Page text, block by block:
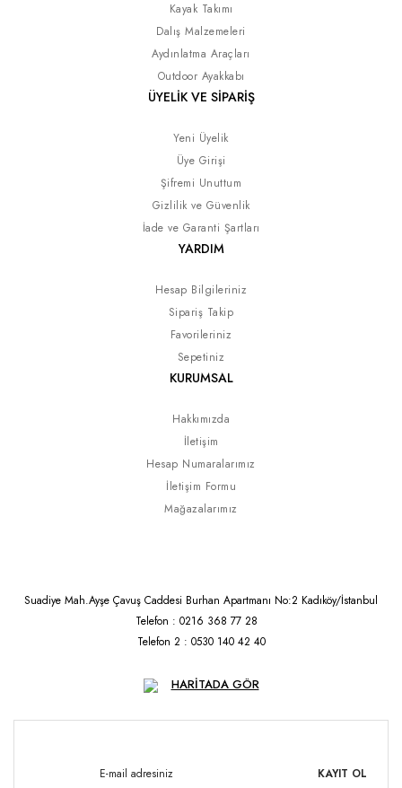
Kayak Takımı
Dalış Malzemeleri
Aydınlatma Araçları
Outdoor Ayakkabı
ÜYELİK VE SİPARİŞ
Yeni Üyelik
Üye Girişi
Şifremi Unuttum
Gizlilik ve Güvenlik
İade ve Garanti Şartları
YARDIM
Hesap Bilgileriniz
Sipariş Takip
Favorileriniz
Sepetiniz
KURUMSAL
Hakkımızda
İletişim
Hesap Numaralarımız
İletişim Formu
Mağazalarımız
Suadiye Mah.Ayşe Çavuş Caddesi Burhan Apartmanı No:2 Kadıköy/İstanbul
Telefon : 0216 368 77 28
Telefon 2 : 0530 140 42 40
HARİTADA GÖR
KAYIT OL